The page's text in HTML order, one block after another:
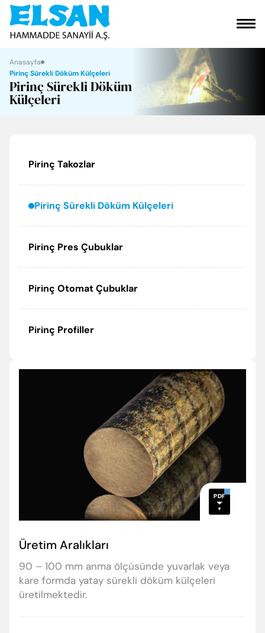
KURUMSAL
SOSYAL SORUMLULUK
Anasayfa
Pirinç Sürekli Döküm Külçeleri
Pirinç Sürekli Döküm
Külçeleri
Pirinç Takozlar
Pirinç Sürekli Döküm Külçeleri
Pirinç Pres Çubuklar
Pirinç Otomat Çubuklar
Pirinç Profiller
PDF
Üretim Aralıkları
90 – 100 mm anma ölçüsünde yuvarlak veya
kare formda yatay sürekli döküm külçeleri
üretilmektedir.